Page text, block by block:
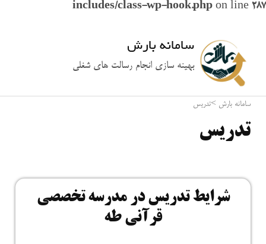
includes/class-wp-hook.php on line 287
سامانه بارش
بهینه سازی انجام رسالت های شغلی
سامانه بارش >تدریس
تدریس
شرایط تدریس در مدرسه تخصصی
قرآنی طه